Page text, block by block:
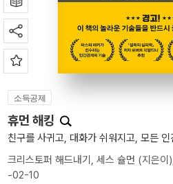
소득공제
휴먼 해킹
친구를 사귀고, 대화가 쉬워지고, 모든
크리스토퍼 해드내기 , 세스 슐먼 (지은이
-02-10